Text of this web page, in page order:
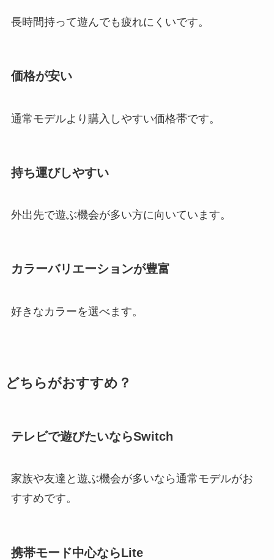
長時間持って遊んでも疲れにくいです。
価格が安い
通常モデルより購入しやすい価格帯です。
持ち運びしやすい
外出先で遊ぶ機会が多い方に向いています。
カラーバリエーションが豊富
好きなカラーを選べます。
どちらがおすすめ？
テレビで遊びたいならSwitch
家族や友達と遊ぶ機会が多いなら通常モデルがお
すすめです。
携帯モード中心ならLite